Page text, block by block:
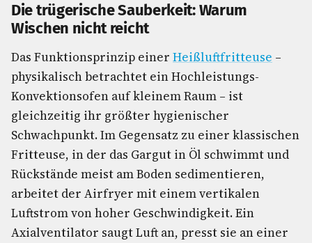
Die trügerische Sauberkeit: Warum
Wischen nicht reicht
Das Funktionsprinzip einer Heißluftfritteuse –
physikalisch betrachtet ein Hochleistungs-
Konvektionsofen auf kleinem Raum – ist
gleichzeitig ihr größter hygienischer
Schwachpunkt. Im Gegensatz zu einer klassischen
Fritteuse, in der das Gargut in Öl schwimmt und
Rückstände meist am Boden sedimentieren,
arbeitet der Airfryer mit einem vertikalen
Luftstrom von hoher Geschwindigkeit. Ein
Axialventilator saugt Luft an, presst sie an einer